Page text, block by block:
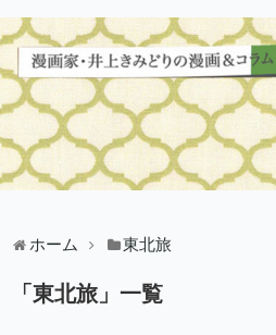
ホーム 東北旅
「 東北旅 」 一覧